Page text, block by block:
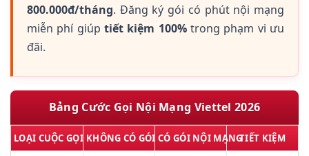
800.000đ/tháng. Đăng ký gói có phút nội mạng
miễn phí giúp tiết kiệm 100%trong phạm vi ưu
đãi.
Bảng Cước Gọi Nội Mạng Viettel 2026
LOẠI CUỘC GỌI KHÔNG CÓ GÓI CÓ GÓI NỘI MẠNGTIẾT KIỆM